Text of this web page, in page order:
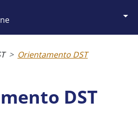
Orientamento DST
DST